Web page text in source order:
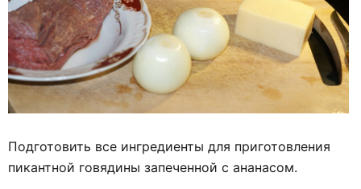
Подготовить все ингредиенты для приготовления
пикантной говядины запеченной с ананасом.